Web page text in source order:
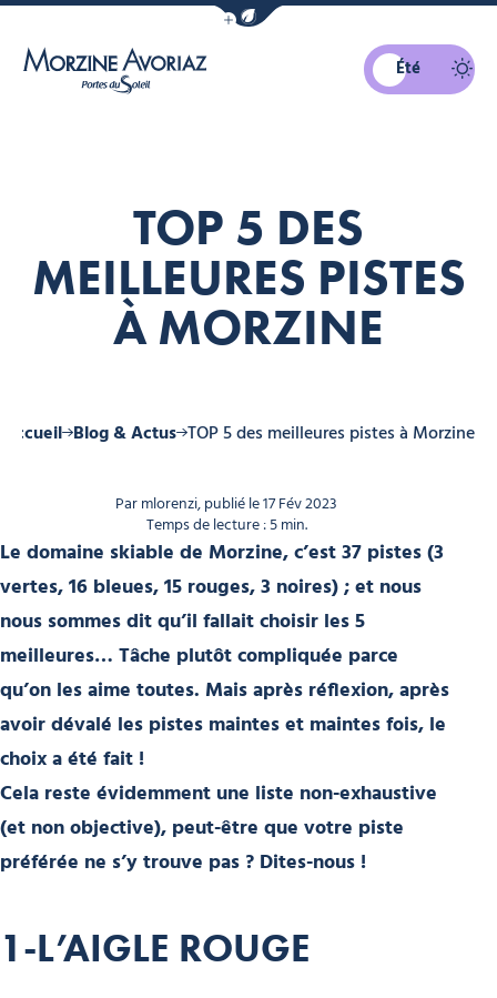
Afficher la barre de navigation du
Été
TOP 5 DES
MEILLEURES PISTES
À MORZINE
Accueil Blog & Actus TOP 5 des meilleures pistes à Morzine
Par mlorenzi, publié le 17 Fév 2023
Temps de lecture : 5 min.
Le domaine skiable de Morzine, c’est 37 pistes (3
vertes, 16 bleues, 15 rouges, 3 noires) ; et nous
nous sommes dit qu’il fallait choisir les 5
meilleures… Tâche plutôt compliquée parce
qu’on les aime toutes. Mais après réflexion, après
avoir dévalé les pistes maintes et maintes fois, le
choix a été fait !
Cela reste évidemment une liste non-exhaustive
(et non objective), peut-être que votre piste
préférée ne s’y trouve pas ? Dites-nous !
1-L’AIGLE ROUGE